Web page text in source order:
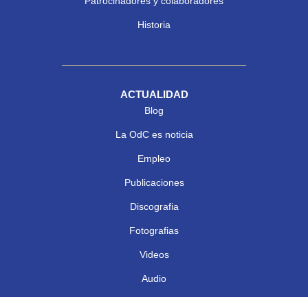
Historia
ACTUALIDAD
Blog
La OdC es noticia
Empleo
Publicaciones
Discografia
Fotografias
Videos
Audio